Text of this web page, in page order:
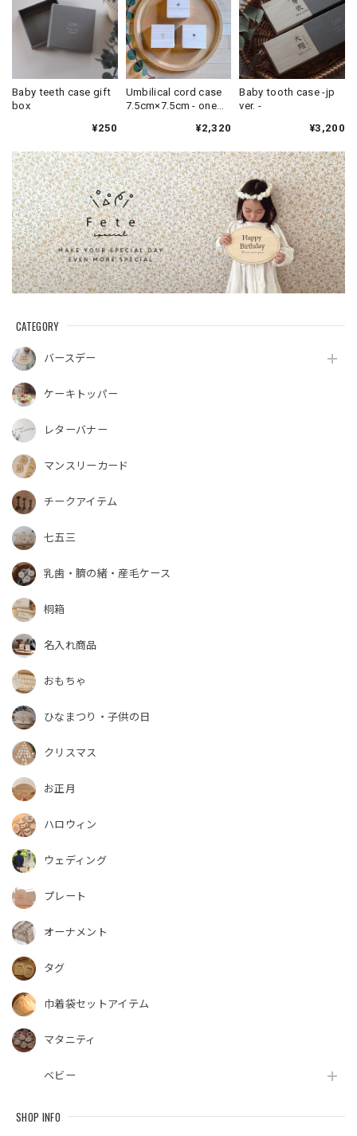
CATEGORY
バースデー
ケーキトッパー
レターバナー
マンスリーカード
チークアイテム
七五三
乳歯・臍の緒・産毛ケース
桐箱
名入れ商品
おもちゃ
ひなまつり・子供の日
クリスマス
お正月
ハロウィン
ウェディング
プレート
オーナメント
タグ
巾着袋セットアイテム
マタニティ
ベビー
SHOP INFO
Baby teeth case gift
box
¥250
Umbilical cord case
7.5cm×7.5cm - one
¥2,320
Baby tooth case -jp
ver. -
¥3,200